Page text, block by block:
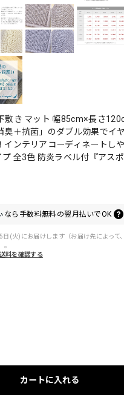
敷き マット 幅85cm×長さ
臭＋抗菌」のダブル効果でイ
インテリアコーディネートし
全3色 防炎ラベル付『アス
なら 手数料無料の翌月払いでOK
(火)にお届けします（お届け先によって
送料を確認する
カートに入れる